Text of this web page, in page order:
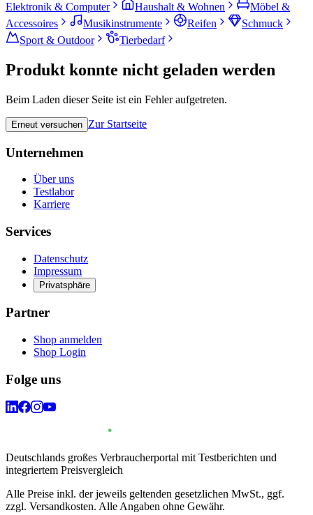
Elektronik & Computer
Haushalt & Wohnen
Möbel &
Accessoires
Musikinstrumente Reifen
Schmuck
Sport & Outdoor
Tierbedarf
Produkt konnte nicht geladen werden
Beim Laden dieser Seite ist ein Fehler aufgetreten.
Erneut versuchen Zur Startseite
Unternehmen
Über uns
Testlabor
Karriere
Services
Datenschutz
Impressum
Privatsphäre
Partner
Shop anmelden
Shop Login
Folge uns
Deutschlands großes Verbraucherportal mit Testberichten und
integriertem Preisvergleich
Alle Preise inkl. der jeweils geltenden gesetzlichen MwSt., ggf.
zzgl. Versandkosten. Alle Angaben ohne Gewähr.